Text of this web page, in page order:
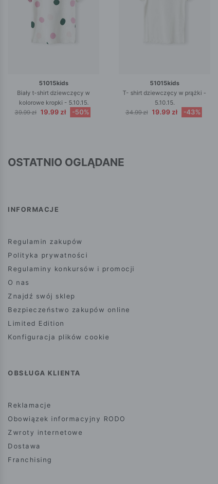
51015kids
Biały t-shirt dziewczęcy w
kolorowe kropki - 5.10.15.
39.99 zł 19.99 zł -50%
51015kids
T- shirt dziewczęcy w prążki -
5.10.15.
34.99 zł 19.99 zł -43%
OSTATNIO OGLĄDANE
INFORMACJE
Regulamin zakupów
Polityka prywatności
Regulaminy konkursów i promocji
O nas
Znajdź swój sklep
Bezpieczeństwo zakupów online
Limited Edition
Konfiguracja plików cookie
OBSŁUGA KLIENTA
Reklamacje
Obowiązek informacyjny RODO
Zwroty internetowe
Dostawa
Franchising